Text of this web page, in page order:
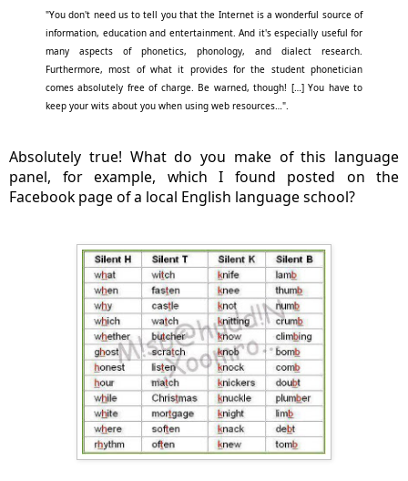
"You don't need us to tell you that the Internet is a wonderful source of
information, education and entertainment. And it's especially useful for
many aspects of phonetics, phonology, and dialect research.
Furthermore, most of what it provides for the student phonetician
comes absolutely free of charge. Be warned, though! […] You have to
keep your wits about you when using web resources…".
Absolutely true! What do you make of this language
panel, for example, which I found posted on the
Facebook page of a local English language school?